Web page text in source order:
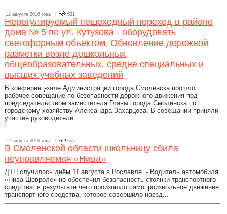
12 августа 2016 года | 531
Нерегулируемый пешеходный переход в районе
дома № 5 по ул. Кутузова - оборудовать
светофорным объектом. Обновление дорожной
разметки возле дошкольных,
общеобразовательных, средне специальных и
высших учебных заведений
В конференц-зале Администрации города Смоленска прошло
рабочее совещание по безопасности дорожного движения под
председательством заместителя Главы города Смоленска по
городскому хозяйству Александра Захарцова. В совещании приняли
участие руководители...
12 августа 2016 года | 655
В Смоленской области школьницу сбила
неуправляемая «Нива»
ДТП случилось днём 11 августа в Рославле. - Водитель автомобиля
«Нива Шевроле» не обеспечил безопасность стоянки транспортного
средства, в результате чего произошло самопроизвольное движение
транспортного средства, которое совершило наезд...